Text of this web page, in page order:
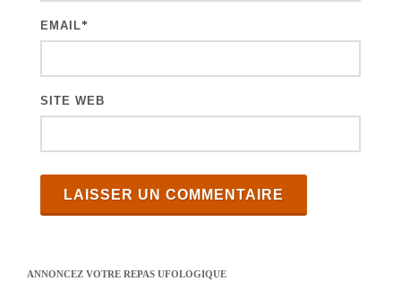
EMAIL*
SITE WEB
ANNONCEZ VOTRE REPAS UFOLOGIQUE